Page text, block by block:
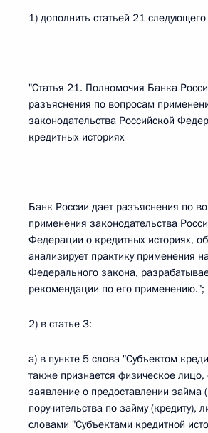
1) дополнить статьей 21
"Статья 21. Полномочия Банка
разъяснения по вопросам
законодательства Российской
кредитных историях
Банк России дает разъяснения по
применения законодательства
Федерации о кредитных историях,
анализирует практику применения
Федерального закона,
рекомендации по его применению.";
2) в статье 3:
а) в пункте 5 слова "Субъектом
также признается физическое
заявление о предоставлении займа
поручительства по займу (кредиту),
словами "Субъектами кредитной